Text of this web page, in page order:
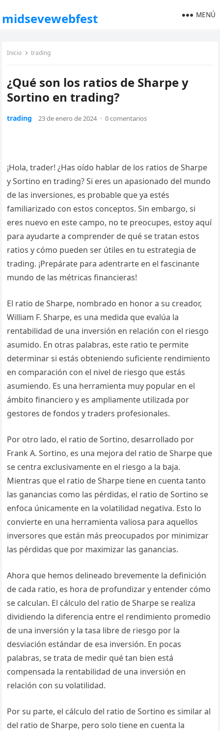
midsevewebfest MENÚ
Inicio trading
¿Qué son los ratios de Sharpe y
Sortino en trading?
trading 23 de enero de 2024 · 0 comentarios
¡Hola, trader! ¿Has oído hablar de los ratios de Sharpe
y Sortino en trading? Si eres un apasionado del mundo
de las inversiones, es probable que ya estés
familiarizado con estos conceptos. Sin embargo, si
eres nuevo en este campo, no te preocupes, estoy aquí
para ayudarte a comprender de qué se tratan estos
ratios y cómo pueden ser útiles en tu estrategia de
trading. ¡Prepárate para adentrarte en el fascinante
mundo de las métricas financieras!
El ratio de Sharpe, nombrado en honor a su creador,
William F. Sharpe, es una medida que evalúa la
rentabilidad de una inversión en relación con el riesgo
asumido. En otras palabras, este ratio te permite
determinar si estás obteniendo suficiente rendimiento
en comparación con el nivel de riesgo que estás
asumiendo. Es una herramienta muy popular en el
ámbito financiero y es ampliamente utilizada por
gestores de fondos y traders profesionales.
Por otro lado, el ratio de Sortino, desarrollado por
Frank A. Sortino, es una mejora del ratio de Sharpe que
se centra exclusivamente en el riesgo a la baja.
Mientras que el ratio de Sharpe tiene en cuenta tanto
las ganancias como las pérdidas, el ratio de Sortino se
enfoca únicamente en la volatilidad negativa. Esto lo
convierte en una herramienta valiosa para aquellos
inversores que están más preocupados por minimizar
las pérdidas que por maximizar las ganancias.
Ahora que hemos delineado brevemente la definición
de cada ratio, es hora de profundizar y entender cómo
se calculan. El cálculo del ratio de Sharpe se realiza
dividiendo la diferencia entre el rendimiento promedio
de una inversión y la tasa libre de riesgo por la
desviación estándar de esa inversión. En pocas
palabras, se trata de medir qué tan bien está
compensada la rentabilidad de una inversión en
relación con su volatilidad.
Por su parte, el cálculo del ratio de Sortino es similar al
del ratio de Sharpe, pero solo tiene en cuenta la